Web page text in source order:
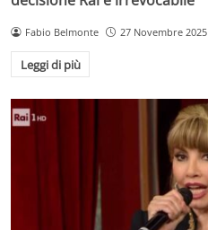
Fabio Belmonte 27 Novembre 2025
Leggi di più